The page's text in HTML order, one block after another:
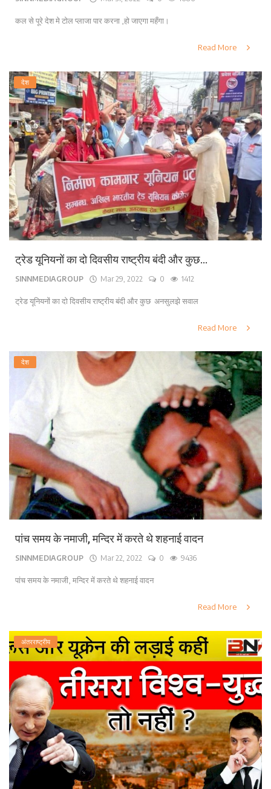
कल से पूरे देश मे टोल प्लाजा पार करना ,हो जाएगा महँगा।
Read More
देश
ट्रेड यूनियनों का दो दिवसीय राष्ट्रीय बंदी और कुछ...
SINNMEDIAGROUP Mar 29, 2022 0 1412
ट्रेड यूनियनों का दो दिवसीय राष्ट्रीय बंदी और कुछ अनसुलझे सवाल
Read More
देश
पांच समय के नमाजी, मन्दिर में करते थे शहनाई वादन
SINNMEDIAGROUP Mar 22, 2022 0 9436
पांच समय के नमाजी, मन्दिर में करते थे शहनाई वादन
Read More
अंतरराष्ट्रीय